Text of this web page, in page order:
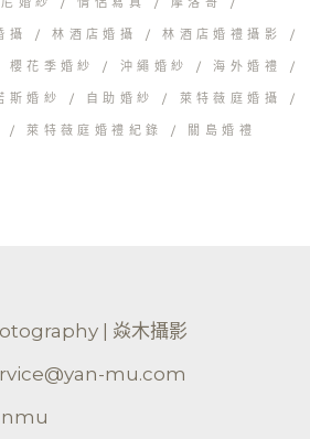
攝 林酒店婚攝 林酒店婚禮攝影
櫻花季婚紗 沖繩婚紗 海外婚禮
斯婚紗 自助婚紗 萊特薇庭婚攝
萊特薇庭婚禮紀錄 關島婚禮
| 焱木攝影
mu.com